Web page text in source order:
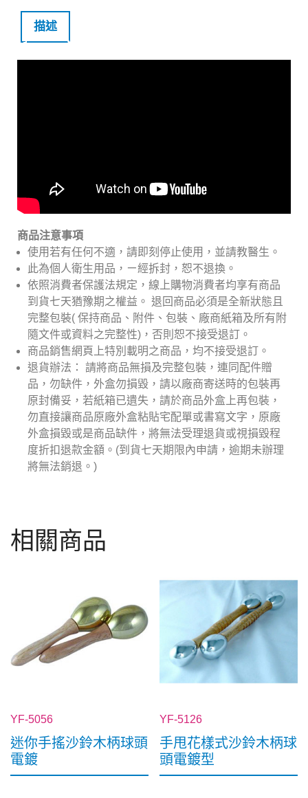
描述
商品注意事項
使用若有任何不適，請即刻停止使用，並請教醫生。
此為個人衛生用品，ㄧ經拆封，恕不退換。
依照消費者保護法規定，線上購物消費者均享有商品
到貨七天猶豫期之權益。 退回商品必須是全新狀態且
完整包裝( 保持商品、附件、包裝、廠商紙箱及所有附
隨文件或資料之完整性)，否則恕不接受退訂。
商品銷售網頁上特別載明之商品，均不接受退訂。
退貨辦法： 請將商品無損及完整包裝，連同配件贈
品，勿缺件，外盒勿損毀，請以廠商寄送時的包裝再
原封備妥，若紙箱已遺失，請於商品外盒上再包裝，
勿直接讓商品原廠外盒粘貼宅配單或書寫文字，原廠
外盒損毀或是商品缺件，將無法受理退貨或視損毀程
度折扣退款金額。(到貨七天期限內申請，逾期未辦理
將無法銷退。)
相關商品
YF-5056
迷你手搖沙鈴木柄球頭
電鍍
YF-5126
手甩花樣式沙鈴木柄球
頭電鍍型